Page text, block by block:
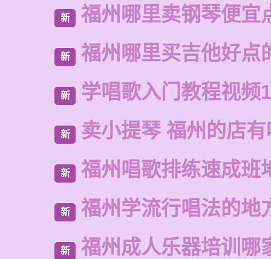
新 福州哪里卖钢琴便宜
新 福州哪里买吉他好点
新 学唱歌入门教程视频
新 卖小提琴 福州的店
新 福州唱歌排练速成班
新 福州学流行唱法的地
新 福州成人乐器培训哪